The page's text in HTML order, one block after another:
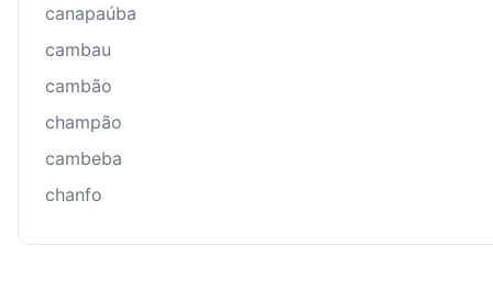
canapaúba
cambau
cambão
champão
cambeba
chanfo